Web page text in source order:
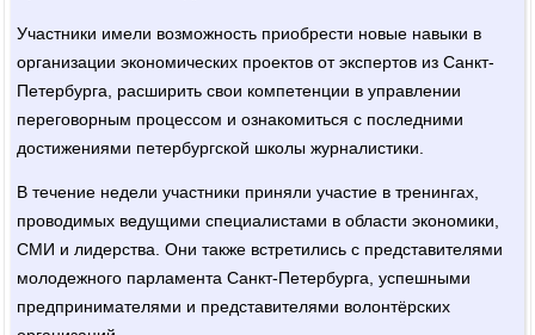
Участники имели возможность приобрести новые навыки в
организации экономических проектов от экспертов из Санкт-
Петербурга, расширить свои компетенции в управлении
переговорным процессом и ознакомиться с последними
достижениями петербургской школы журналистики.
В течение недели участники приняли участие в тренингах,
проводимых ведущими специалистами в области экономики,
СМИ и лидерства. Они также встретились с представителями
молодежного парламента Санкт-Петербурга, успешными
предпринимателями и представителями волонтёрских